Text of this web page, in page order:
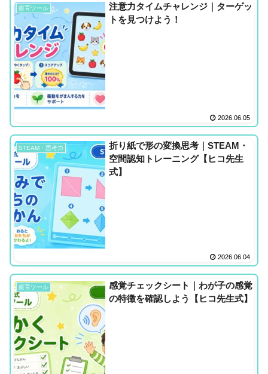
療育ツール
注意力タイムチャレンジ｜ターゲッ
トを見つけよう！
2026.06.05
STEAM・思考力
折り紙で形の変換思考｜STEAM・
空間認知トレーニング【ヒコ先生
式】
2026.06.04
療育ツール
感覚チェックシート｜わが子の感覚
の特徴を確認しよう【ヒコ先生式】